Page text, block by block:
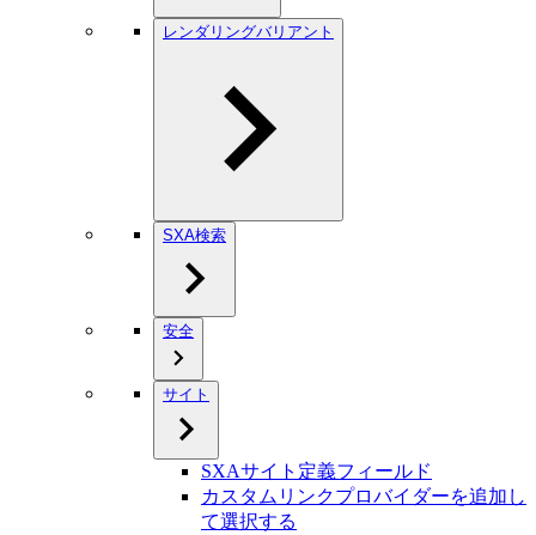
レンダリングバリアント
SXA検索
安全
サイト
SXAサイト定義フィールド
カスタムリンクプロバイダーを追加し
て選択する